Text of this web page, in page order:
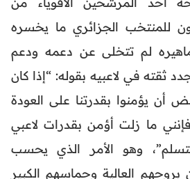
للمنتخب الجزائري ما يخسره
لم تتخلى عن دعمه ودعم
ثقته في لاعبيه بقوله: “إذا كان
يؤمنوا بقدرتنا على العودة
ما زلت أؤمن بقدرات لاعبي
وهو الأمر الذي يحسب
بروحهم العالية وحماسهم الكبير